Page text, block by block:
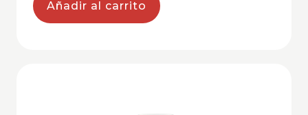
Añadir al carrito